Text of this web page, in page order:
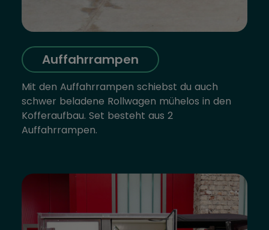
Auffahrrampen
Mit den Auffahrrampen schiebst du auch
schwer beladene Rollwagen mühelos in den
Kofferaufbau. Set besteht aus 2
Auffahrrampen.